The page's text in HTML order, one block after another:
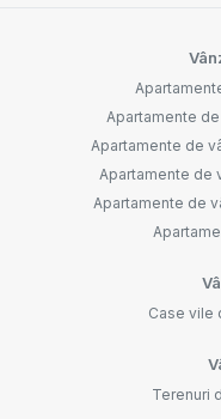
Apartamente
Apartamente de
Apartamente de
Apartamente de
Case vile
Terenuri